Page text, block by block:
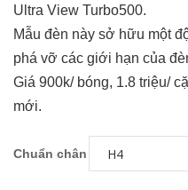
Ultra View Turbo500.
Mẫu đèn này sở hữu một
phá vỡ các giới hạn của
Giá 900k/ bóng, 1.8 triệu/
mới.
Chuẩn chân